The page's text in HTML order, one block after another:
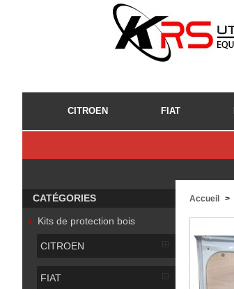
CITROEN FIAT
CATÉGORIES
Kits de protection bois
CITROEN
FIAT
Accueil >